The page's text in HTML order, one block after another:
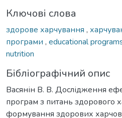
Ключові слова
здорове харчування ,
програми , educational
nutrition
Бібліографічний опис
Васянін В. В. Дослідження
програм з питань здорового
формування здорових